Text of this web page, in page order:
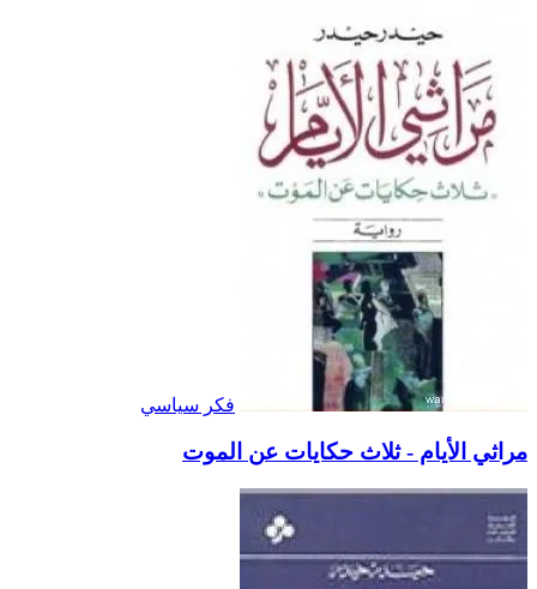
فكر سياسي
مراثي الأيام - ثلاث حكايات عن الموت